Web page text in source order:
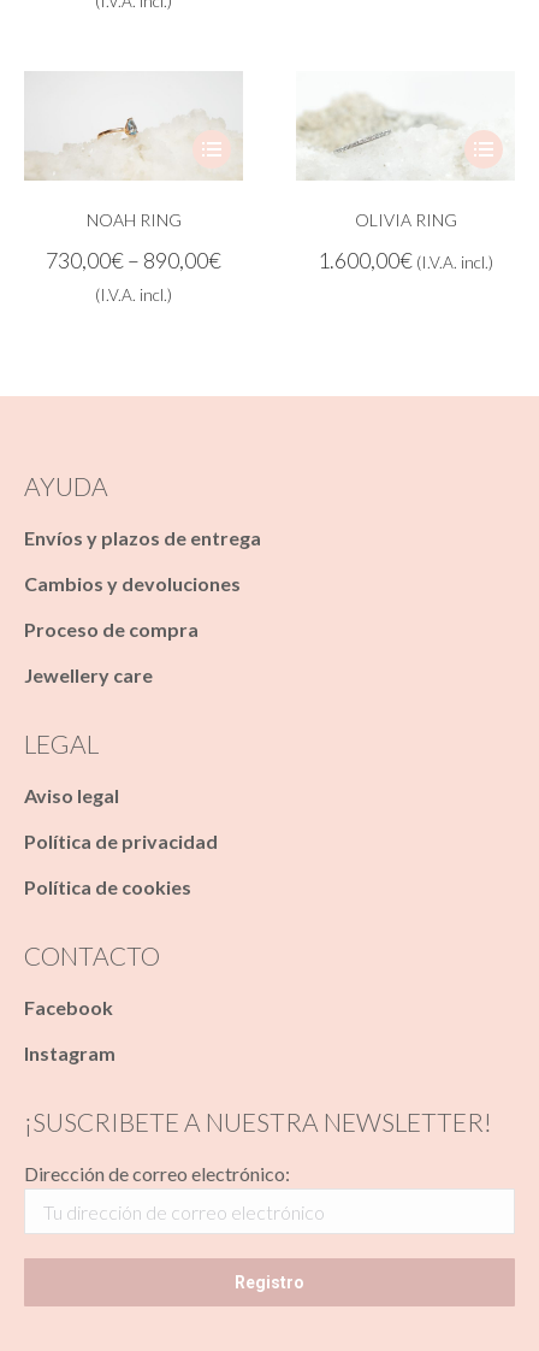
NOAH RING
730,00€– 890,00€
(I.V.A. incl.)
OLIVIA RING
1.600,00€ (I.V.A. incl.)
AYUDA
Envíos y plazos de entrega
Cambios y devoluciones
Proceso de compra
Jewellery care
LEGAL
Aviso legal
Política de privacidad
Política de cookies
CONTACTO
Facebook
Instagram
¡SUSCRIBETE A NUESTRA NEWSLETTER!
Dirección de correo electrónico: